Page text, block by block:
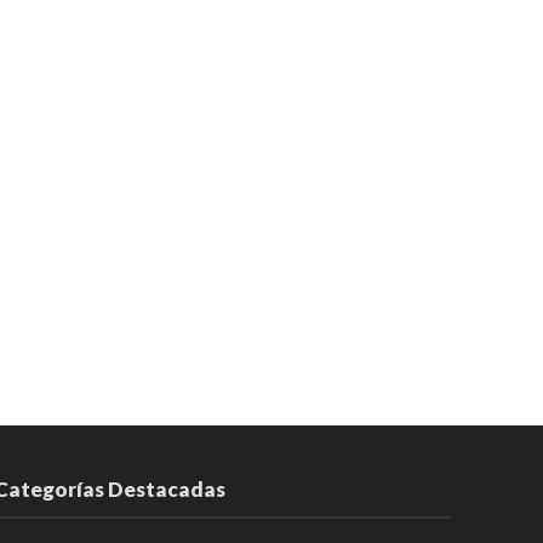
Destacadas